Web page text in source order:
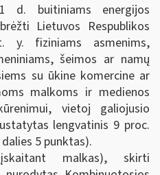
d. buitiniams energijos
Lietuvos Respublikos
y. fiziniams asmenims,
šeimos ar namų
su ūkine komercine ar
malkoms ir medienos
vietoj galiojusio
lengvatinis 9 proc.
5 punktas).
malkas), skirti